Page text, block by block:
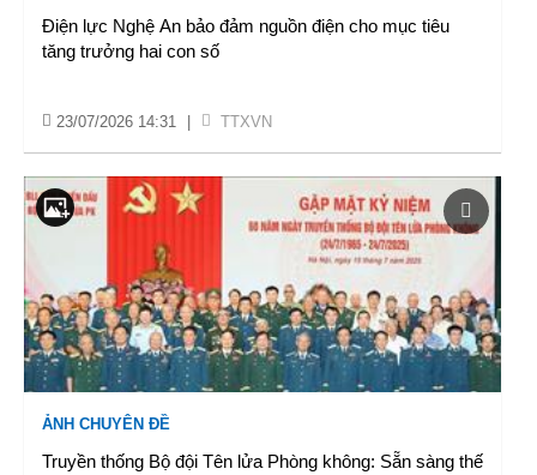
Điện lực Nghệ An bảo đảm nguồn điện cho mục tiêu
tăng trưởng hai con số
23/07/2026 14:31 TTXVN
ẢNH CHUYÊN ĐỀ
Truyền thống Bộ đội Tên lửa Phòng không: Sẵn sàng thế